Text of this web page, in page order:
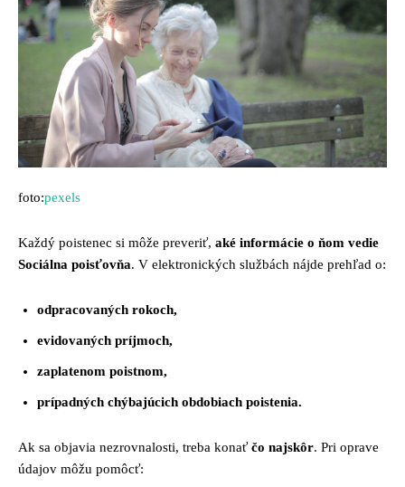
foto:pexels
Každý poistenec si môže preveriť, aké informácie o ňom vedie
Sociálna poisťovňa. V elektronických službách nájde prehľad o:
odpracovaných rokoch,
evidovaných príjmoch,
zaplatenom poistnom,
prípadných chýbajúcich obdobiach poistenia.
Ak sa objavia nezrovnalosti, treba konať čo najskôr. Pri oprave
údajov môžu pomôcť: